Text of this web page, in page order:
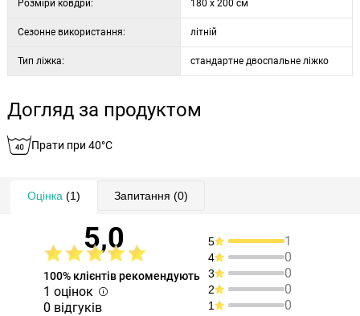
Розміри ковдри: 180 x 200 см
Сезонне використання: літній
Тип ліжка: стандартне двоспальне ліжко
Догляд за продуктом
Прати при 40°C
Оцінка (1) Запитання (0)
5,0
100% клієнтів рекомендують
1 оцінок
0 відгуків
5 1
4 0
3 0
2 0
1 0